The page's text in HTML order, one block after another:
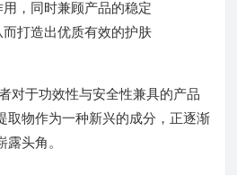
，同时兼顾产品的稳定
打造出优质有效的护肤
对于功效性与安全性兼具的产品
取物作为一种新兴的成分，正逐渐
头角。